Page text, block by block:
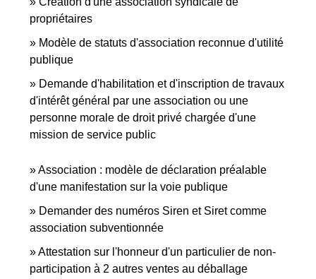
propriétaires
Modèle de statuts d'association reconnue d'utilité
publique
Demande d'habilitation et d'inscription de travaux
d'intérêt général par une association ou une
personne morale de droit privé chargée d'une
mission de service public
Association : modèle de déclaration préalable
d'une manifestation sur la voie publique
Demander des numéros Siren et Siret comme
association subventionnée
Attestation sur l'honneur d'un particulier de non-
participation à 2 autres ventes au déballage